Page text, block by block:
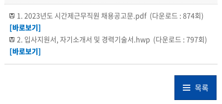
1. 2023년도 시간제근무직원 채용공고문.pdf (다운로드 : 874회)
[바로보기]
2. 입사지원서, 자기소개서 및 경력기술서.hwp (다운로드 : 797회)
[바로보기]
3. 개인정보이용수집제공동의서(채용).pdf(다운로드 : 811회)
(다운로드 : 656회)
목록